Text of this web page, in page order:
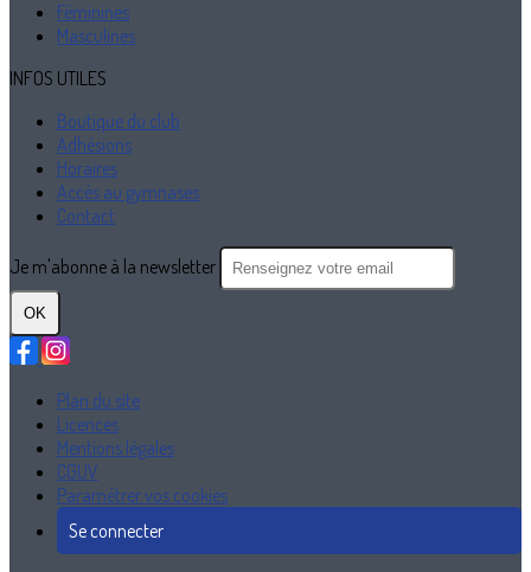
Féminines
Masculines
INFOS UTILES
Boutique du club
Adhésions
Horaires
Accès au gymnases
Contact
Je m'abonne à la newsletter
OK
Plan du site
Licences
Mentions légales
CGUV
Paramétrer vos cookies
Se connecter